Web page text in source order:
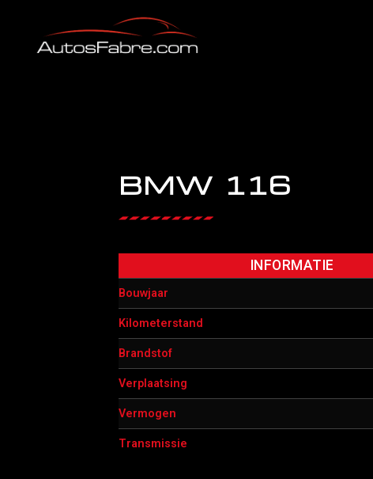
BMW 116
INFORMATIE
Bouwjaar
Kilometerstand
Brandstof
Verplaatsing
Vermogen
Transmissie